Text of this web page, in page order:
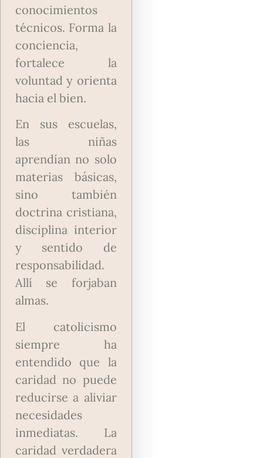
conocimientos
técnicos. Forma la
conciencia,
fortalece la
voluntad y orienta
hacia el bien.
En sus escuelas,
las niñas
aprendían no solo
materias básicas,
sino también
doctrina cristiana,
disciplina interior
y sentido de
responsabilidad.
Allí se forjaban
almas.
El catolicismo
siempre ha
entendido que la
caridad no puede
reducirse a aliviar
necesidades
inmediatas. La
caridad verdadera